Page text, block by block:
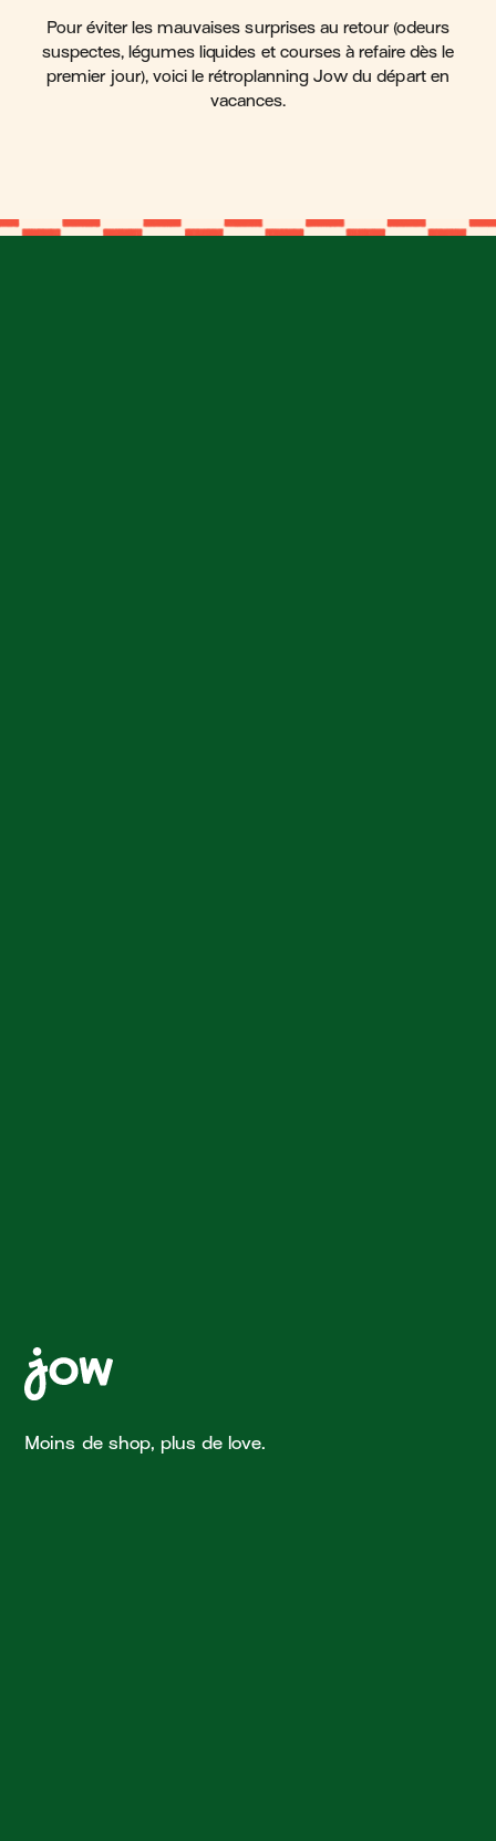
Pour éviter les mauvaises surprises au retour (odeurs
suspectes, légumes liquides et courses à refaire dès le
premier jour), voici le rétroplanning Jow du départ en
vacances.
Moins de shop, plus de love.